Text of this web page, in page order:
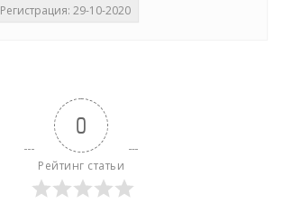
Регистрация: 29-10-2020
0
Рейтинг статьи